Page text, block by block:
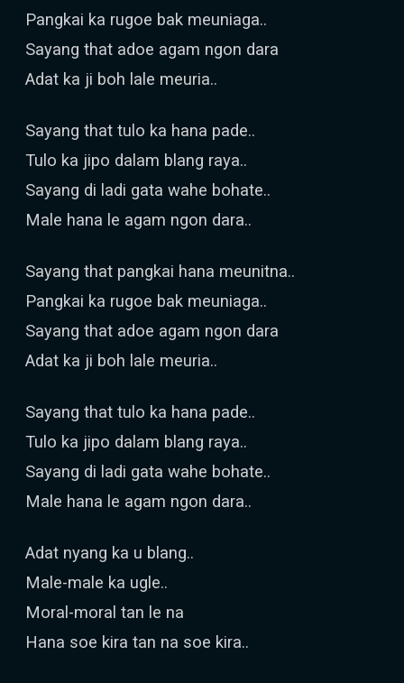
Pangkai ka rugoe bak meuniaga..
Sayang that adoe agam ngon dara
Adat ka ji boh lale meuria..
Sayang that tulo ka hana pade..
Tulo ka jipo dalam blang raya..
Sayang di ladi gata wahe bohate..
Male hana le agam ngon dara..
Sayang that pangkai hana meunitna..
Pangkai ka rugoe bak meuniaga..
Sayang that adoe agam ngon dara
Adat ka ji boh lale meuria..
Sayang that tulo ka hana pade..
Tulo ka jipo dalam blang raya..
Sayang di ladi gata wahe bohate..
Male hana le agam ngon dara..
Adat nyang ka u blang..
Male-male ka ugle..
Moral-moral tan le na
Hana soe kira tan na soe kira..